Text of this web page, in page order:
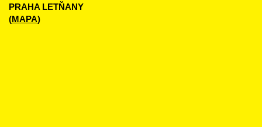
PRAHA LETŇANY
(MAPA)